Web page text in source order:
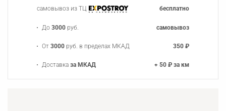
самовывоз из ТЦ бесплатно
До3000 руб. самовывоз
От3000 руб. в пределах МКАД 350 ₽
Доставказа МКАД + 50 ₽ за км